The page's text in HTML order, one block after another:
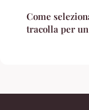
Come
tracolla per